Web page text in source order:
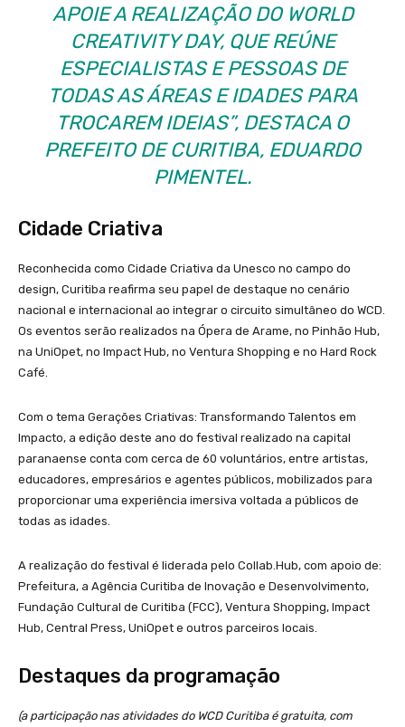
APOIE A REALIZAÇÃO DO WORLD
CREATIVITY DAY, QUE REÚNE
ESPECIALISTAS E PESSOAS DE
TODAS AS ÁREAS E IDADES PARA
TROCAREM IDEIAS”, DESTACA O
PREFEITO DE CURITIBA, EDUARDO
PIMENTEL.
Cidade Criativa
Reconhecida como Cidade Criativa da Unesco no campo do
design, Curitiba reafirma seu papel de destaque no cenário
nacional e internacional ao integrar o circuito simultâneo do WCD.
Os eventos serão realizados na Ópera de Arame, no Pinhão Hub,
na UniOpet, no Impact Hub, no Ventura Shopping e no Hard Rock
Café.
Com o tema Gerações Criativas: Transformando Talentos em
Impacto, a edição deste ano do festival realizado na capital
paranaense conta com cerca de 60 voluntários, entre artistas,
educadores, empresários e agentes públicos, mobilizados para
proporcionar uma experiência imersiva voltada a públicos de
todas as idades.
A realização do festival é liderada pelo Collab.Hub, com apoio de:
Prefeitura, a Agência Curitiba de Inovação e Desenvolvimento,
Fundação Cultural de Curitiba (FCC), Ventura Shopping, Impact
Hub, Central Press, UniOpet e outros parceiros locais.
Destaques da programação
(a participação nas atividades do WCD Curitiba é gratuita, com